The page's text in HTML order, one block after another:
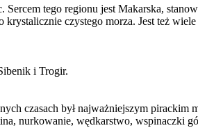
tego regionu jest Makarska,
czystego morza. Jest też
i Trogir.
czasach był najważniejszym pirackim
nurkowanie, wędkarstwo, wspinaczki